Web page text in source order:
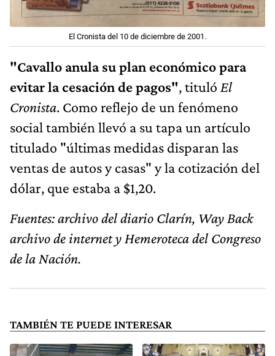
El Cronista del 10 de diciembre de 2001.
"Cavallo anula su plan económico para
evitar la cesación de pagos", tituló El
Cronista. Como reflejo de un fenómeno
social también llevó a su tapa un artículo
titulado "últimas medidas disparan las
ventas de autos y casas" y la cotización del
dólar, que estaba a $1,20.
Fuentes: archivo del diario Clarín, Way Back
archivo de internet y Hemeroteca del Congreso
de la Nación.
TAMBIÉN TE PUEDE INTERESAR